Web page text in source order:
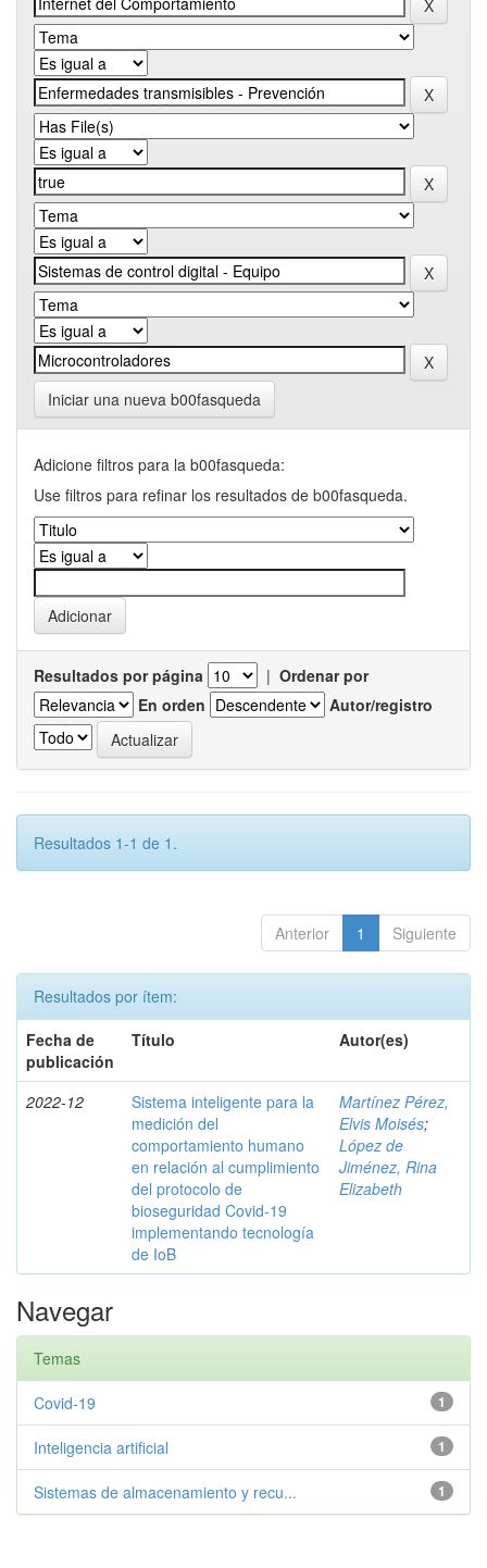
Iniciar una nueva b00fasqueda
Adicione filtros para la b00fasqueda:
Use filtros para refinar los resultados de b00fasqueda.
Resultados por página | Ordenar por
En orden
Autor/registro
Resultados 1-1 de 1.
Anterior 1 Siguiente
Resultados por ítem:
Fecha de
publicación
Título Autor(es)
2022-12
Sistema inteligente para la
medición del
comportamiento humano
en relación al cumplimiento
del protocolo de
bioseguridad Covid-19
implementando tecnología
de IoB
Martínez Pérez,
Elvis Moisés;
López de
Jiménez, Rina
Elizabeth
Navegar
Temas
1
Covid-19
1
Inteligencia artificial
1
Sistemas de almacenamiento y recu...